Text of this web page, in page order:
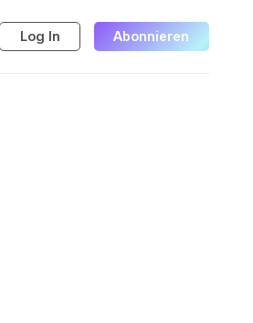
Log In Abonnieren